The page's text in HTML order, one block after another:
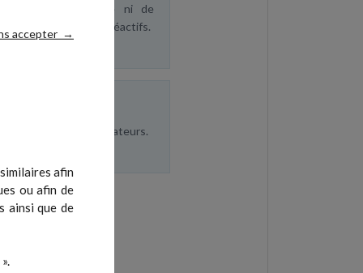
accepter →
afin
ou afin de
ainsi que de
: plus de code ni de
entre les boîtes de réactifs.
sur 3 profils utilisateurs.